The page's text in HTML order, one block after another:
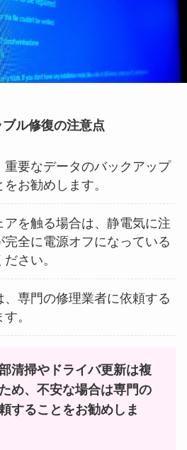
ル修復の注意点
重要なデータのバックアップ
お勧めします。
アを触る場合は、静電気に注
全に電源オフになっている
さい。
、専門の修理業者に依頼する
。
清掃やドライバ更新は複
め、不安な場合は専門の
することをお勧めしま